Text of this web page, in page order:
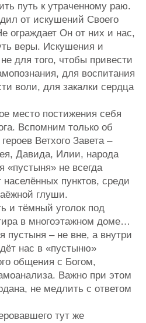
путь к утраченному раю.
от искушений Своего
ограждает Он от них и нас,
веры. Искушения и
для того, чтобы привести
для воспитания
воли, для закалки сердца
место постижения себя
Вспомним только об
Ветхого Завета –
Давида, Илии, народа
не всегда
населённых пунктов, среди
глуши.
и тёмный уголок под
в многоэтажном доме…
пустыня – не вне, а внутри
нас в «пустыню»
общения с Богом,
Важно при этом
не медлить с ответом
тут же